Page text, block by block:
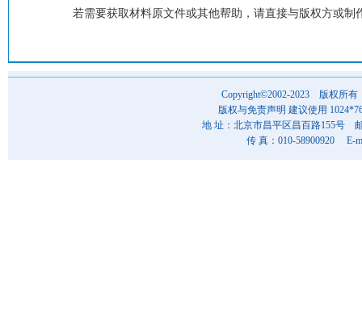
若需要获取材料原文件或其他帮助，请直接与版权方或制
Copyright©2002-2023 版权所有
版权与免责声明 建议使用
地 址：北京市昌平区昌百路155号
传 真：010-58900920 E-